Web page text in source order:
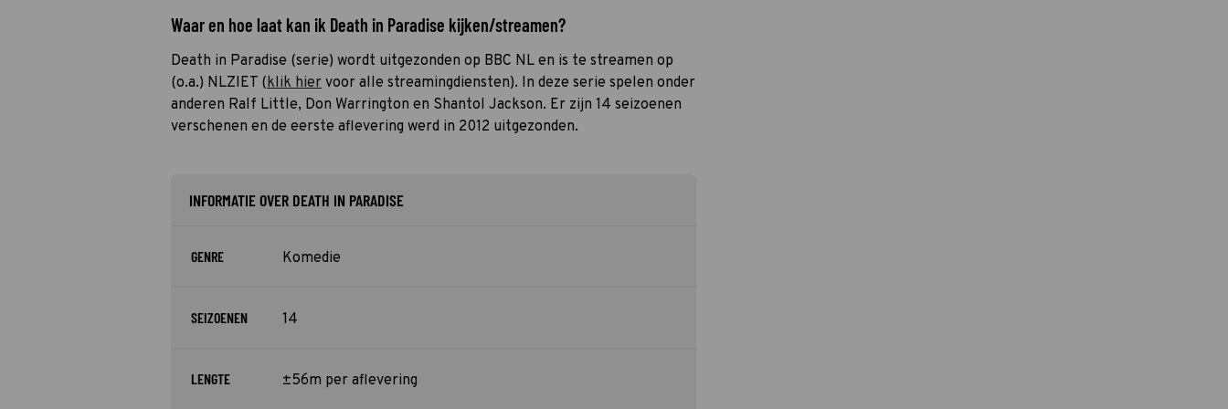
Waar en hoe laat kan ik Death in Paradise kijken/streamen?
Death in Paradise (serie) wordt uitgezonden op BBC NL en is te streamen op
(o.a.) NLZIET (klik hier voor alle streamingdiensten). In deze serie spelen onder
anderen Ralf Little, Don Warrington en Shantol Jackson. Er zijn 14 seizoenen
verschenen en de eerste aflevering werd in 2012 uitgezonden.
INFORMATIE OVER DEATH IN PARADISE
GENRE Komedie
SEIZOENEN 14
LENGTE ±56m per aflevering